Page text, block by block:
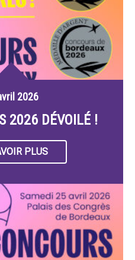
2026
2026 DÉVOILÉ !
PLUS